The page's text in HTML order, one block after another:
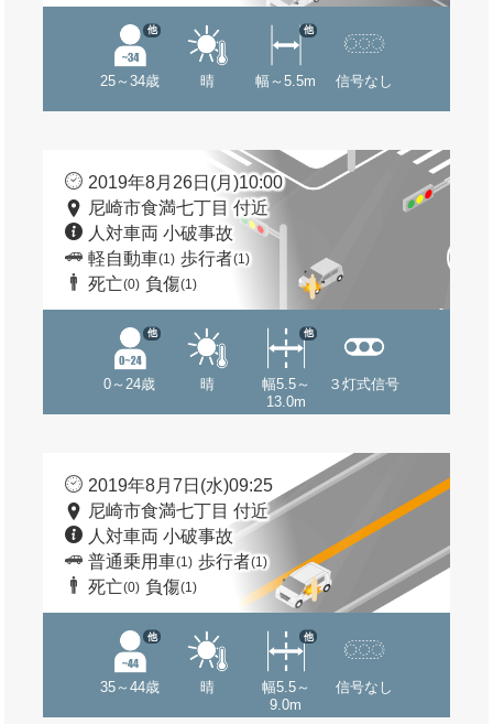
25～34歳
他
晴 幅～5.5m
他
信号なし
2019年8月26日(月)10:00
尼崎市食満七丁目 付近
人対車両 小破事故
軽自動車(1) 歩行者(1)
死亡(0) 負傷(1)
0～24歳
他
晴
幅5.5～
13.0m
他
３灯式信号
2019年8月7日(水)09:25
尼崎市食満七丁目 付近
人対車両 小破事故
普通乗用車(1) 歩行者(1)
死亡(0) 負傷(1)
35～44歳
他
晴
幅5.5～
9.0m
他
信号なし